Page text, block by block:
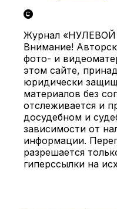
Журнал «НУЛЕВОЙ
Внимание!
фото- и
этом сайте,
юридически
материалов без
отслеживается и
досудебном и
зависимости от
информации.
разрешается
гиперссылки на